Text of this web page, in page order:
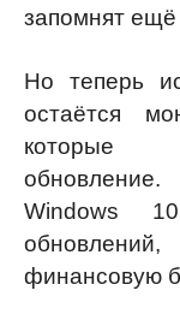
запомнят ещё
Но теперь
остаётся
которые
Windows
финансовую